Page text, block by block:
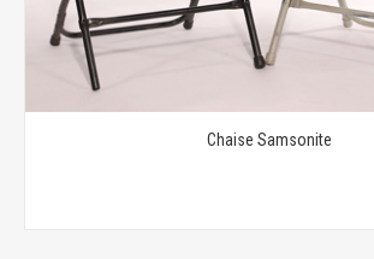
Chaise Samsonite